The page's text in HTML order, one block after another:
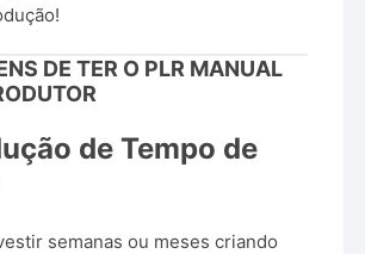
DE TER O PLR MANUAL
de Tempo de
semanas ou meses criando